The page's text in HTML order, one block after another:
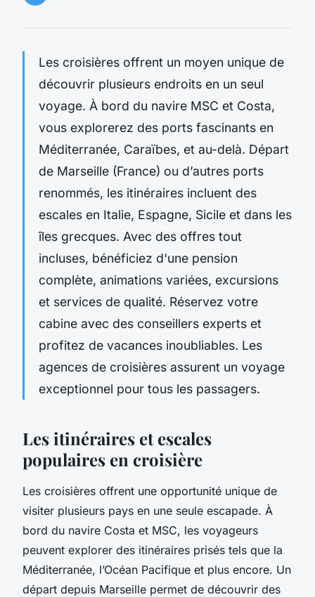
Les croisières offrent un moyen unique de
découvrir plusieurs endroits en un seul
voyage. À bord du navire MSC et Costa,
vous explorerez des ports fascinants en
Méditerranée, Caraïbes, et au-delà. Départ
de Marseille (France) ou d’autres ports
renommés, les itinéraires incluent des
escales en Italie, Espagne, Sicile et dans les
îles grecques. Avec des offres tout
incluses, bénéficiez d'une pension
complète, animations variées, excursions
et services de qualité. Réservez votre
cabine avec des conseillers experts et
profitez de vacances inoubliables. Les
agences de croisières assurent un voyage
exceptionnel pour tous les passagers.
Les itinéraires et escales
populaires en croisière
Les croisières offrent une opportunité unique de
visiter plusieurs pays en une seule escapade. À
bord du navire Costa et MSC, les voyageurs
peuvent explorer des itinéraires prisés tels que la
Méditerranée, l’Océan Pacifique et plus encore. Un
départ depuis Marseille permet de découvrir des